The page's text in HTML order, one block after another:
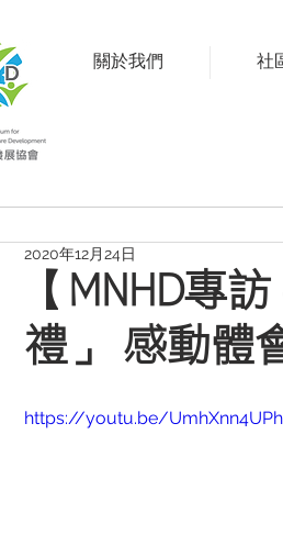
關於我們 社
【MNHD專
禮」 感動體
2020年12月24日
https://youtu.be/